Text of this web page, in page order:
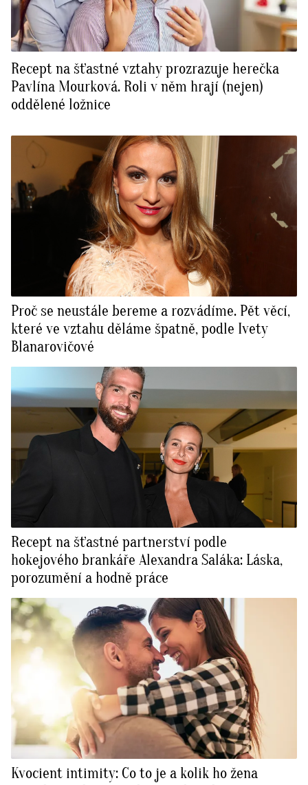
Recept na šťastné vztahy prozrazuje herečka
Pavlína Mourková. Roli v něm hrají (nejen)
oddělené ložnice
Proč se neustále bereme a rozvádíme. Pět věcí,
které ve vztahu děláme špatně, podle Ivety
Blanarovičové
Recept na šťastné partnerství podle
hokejového brankáře Alexandra Saláka: Láska,
porozumění a hodně práce
Kvocient intimity: Co to je a kolik ho žena